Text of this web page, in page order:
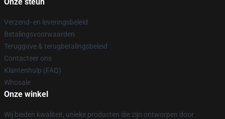
Verzend- en leveringsbeleid
Betalingsvoorwaarden
Teruggave & terugbetalingsbeleid
Contacteer ons
Klantenhulp (FAQ)
Whosale
Onze winkel
Wij bieden kwaliteit, unieke producten die zijn ontworpen door